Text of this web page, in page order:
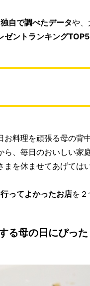
自で調べたデータや、
ゼントランキングTOP5
料理を頑張る母の背中
、毎日のおいしい家
を休ませてあげては
ってよかったお店を２
る母の日にぴっ